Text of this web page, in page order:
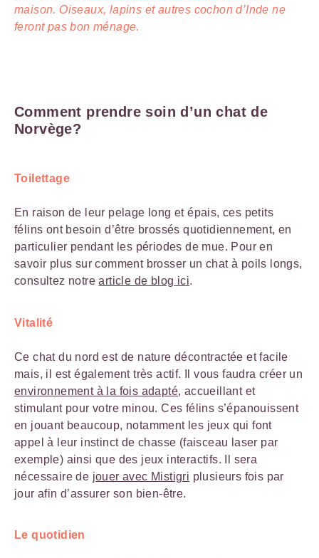
maison. Oiseaux, lapins et autres cochon d’Inde ne
feront pas bon ménage.
Comment prendre soin d’un chat de
Norvège?
Toilettage
En raison de leur pelage long et épais, ces petits
félins ont besoin d’être brossés quotidiennement, en
particulier pendant les périodes de mue. Pour en
savoir plus sur comment brosser un chat à poils longs,
consultez notrearticle de blog ici.
Vitalité
Ce chat du nord est de nature décontractée et facile
mais, il est également très actif. Il vous faudra créer un
environnement à la fois adapté, accueillant et
stimulant pour votre minou. Ces félins s’épanouissent
en jouant beaucoup, notamment les jeux qui font
appel à leur instinct de chasse (faisceau laser par
exemple) ainsi que des jeux interactifs. Il sera
nécessaire de jouer avec Mistigri plusieurs fois par
jour afin d’assurer son bien-être.
Le quotidien